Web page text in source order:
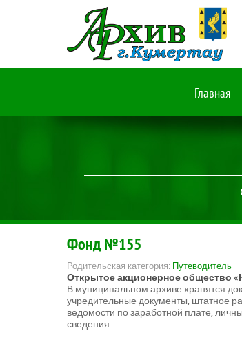
Главная
Фонд №155
Родительская категория: Путеводитель
Открытое акционерное общество
В муниципальном архиве хранятся
учредительные документы, штатное
ведомости по заработной плате,
сведения.